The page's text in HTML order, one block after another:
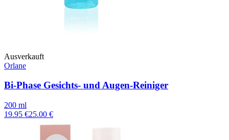
Ausverkauft
Orlane
Bi-Phase Gesichts- und Augen-Reiniger
200 ml
19.95 €25.00 €